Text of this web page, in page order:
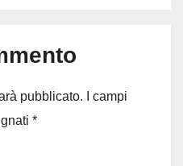
pubblicato.
I campi
*